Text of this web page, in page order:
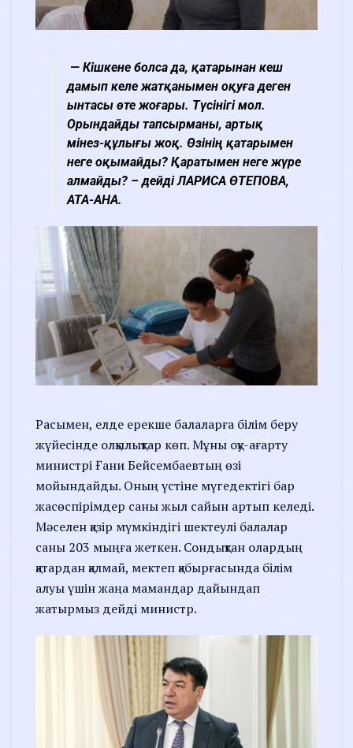
— Кішкене болса да, қатарынан кеш
дамып келе жатқанымен оқуға деген
ынтасы өте жоғары. Түсінігі мол.
Орындайды тапсырманы, артық
мінез-құлығы жоқ. Өзінің қатарымен
неге оқымайды? Қаратымен неге жүре
алмайды? – дейді ЛАРИСА ӨТЕПОВА,
АТА-АНА.
Расымен, елде ерекше балаларға білім беру
жүйесінде олқылықтар көп. Мұны оқу-ағарту
министрі Ғани Бейсембаевтың өзі
мойындайды. Оның үстіне мүгедектігі бар
жасөспірімдер саны жыл сайын артып келеді.
Мәселен қазір мүмкіндігі шектеулі балалар
саны 203 мыңға жеткен. Сондықтан олардың
қатардан қалмай, мектеп қабырғасында білім
алуы үшін жаңа мамандар дайындап
жатырмыз дейді министр.